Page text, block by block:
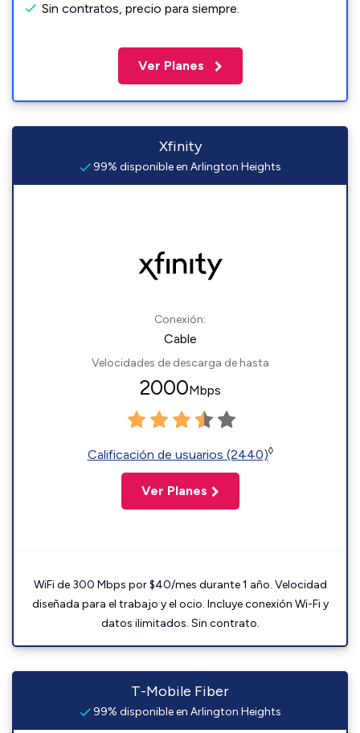
Sin contratos, precio para siempre.
Ver Planes
Xfinity
99% disponible en Arlington Heights
Conexión:
Cable
Velocidades de descarga de hasta
2000Mbps
Calificación de usuarios (2440)◊
Ver Planes
WiFi de 300 Mbps por $40/mes durante 1 año. Velocidad
diseñada para el trabajo y el ocio. Incluye conexión Wi-Fi y
datos ilimitados. Sin contrato.
T-Mobile Fiber
99% disponible en Arlington Heights